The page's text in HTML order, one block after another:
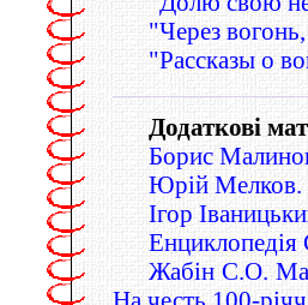
"Через
"Рассказы о
Додаткові
Борис
Юрій Мелков.
Ігор
Жабін С.О.